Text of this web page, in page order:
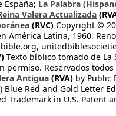
España; La Palabra
Valera Actualizada
(RVC) Copyright ©
América Latina, 1960.
Texto bíblico tomado de
permiso. Reservados
Antigua (RVA) by Public
Blue Red and Gold Letter
Trademark in U.S. Patent